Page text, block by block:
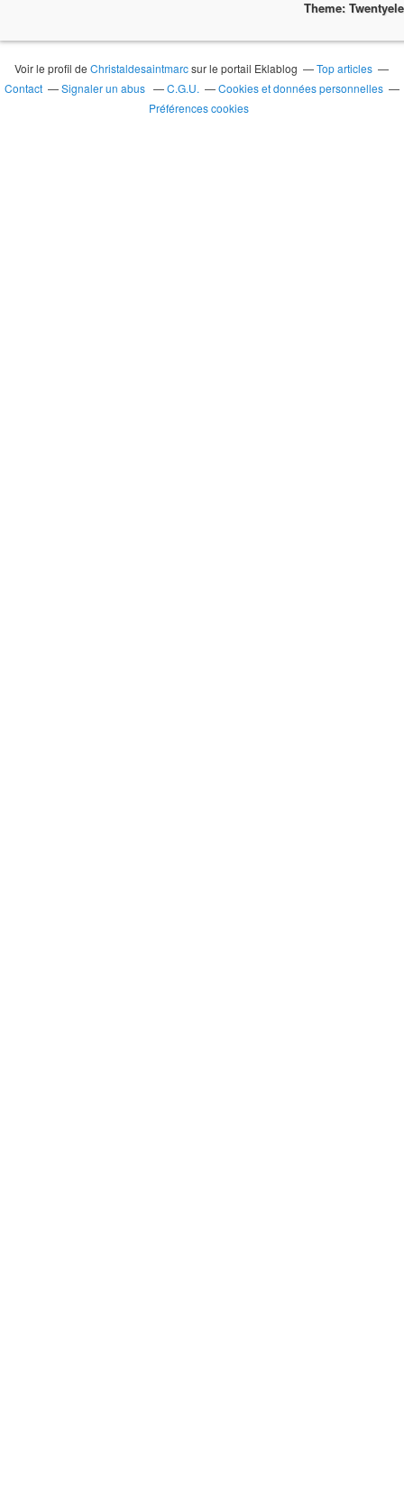
Theme:
Voir le profil deChristaldesaintmarcsur le portail Eklablog
Top articles
Contact
Signaler un abus C.G.U.
Cookies et données personnelles
Préférences cookies